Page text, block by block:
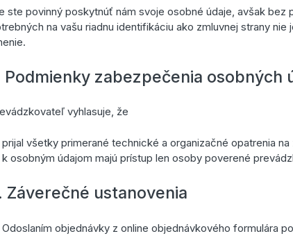
ste povinný poskytnúť nám svoje osobné údaje, avšak
na vašu riadnu identifikáciu ako zmluvnej strany
Podmienky zabezpečenia osobných
vyhlasuje, že
prijal všetky primerané technické a organizačné opatrenia
k osobným údajom majú prístup len osoby poverené
Záverečné ustanovenia
Odoslaním objednávky z online objednávkového formulára